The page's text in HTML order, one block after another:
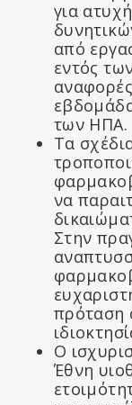
για
από
εντός
των ΗΠΑ.
Τα
να
Στην
πρόταση
Ο
Έθνη